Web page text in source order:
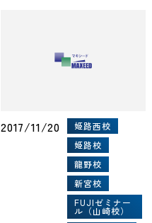
2017/11/20
姫路西校
姫路校
龍野校
新宮校
FUJIゼミナー
ル（山崎校）